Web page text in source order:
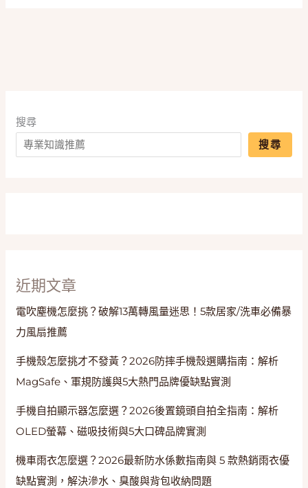
薦，
一
篇
蜜
臀
搜尋
搜尋
近期文章
電吹塵機怎麼挑？破解13萬轉風量迷思！5款居家/洗車必備暴
力風扇推薦
手機殼怎麼挑才不發黃？2026防摔手機殼選購指南：解析
MagSafe、軍規防護與5大熱門品牌優缺點實測
手機自拍顯示器怎麼選？2026後置鏡頭自拍全指南：解析
OLED螢幕、磁吸技術與5大口碑品牌實測
機車雨衣怎麼選？2026最新防水係數指南與 5 款熱銷雨衣優
缺點實測，解決滲水、臭酸與背包收納問題